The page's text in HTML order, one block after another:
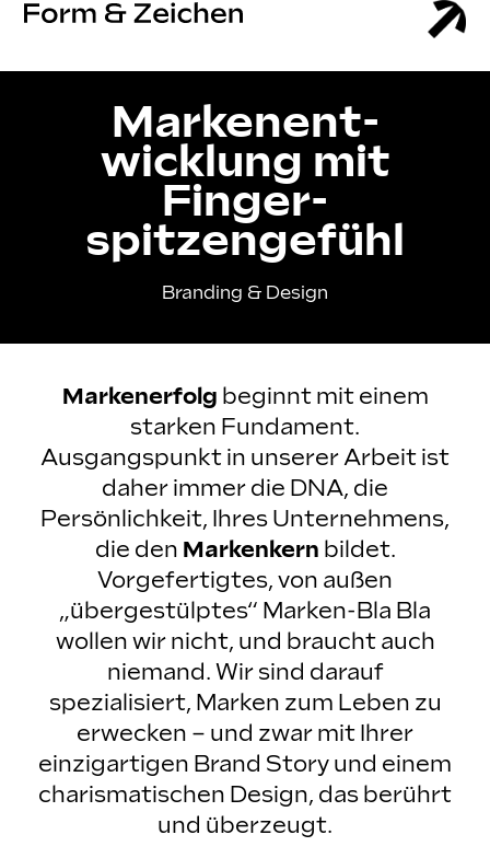
Markenent­
wicklung mit
Finger­
spitzengefühl
Branding & Design
Markenerfolg beginnt mit einem
starken Fundament.
Ausgangspunkt in unserer Arbeit ist
daher immer die DNA, die
Persönlichkeit, Ihres Unternehmens,
die den Markenkern bildet.
Vorgefertigtes, von außen
„übergestülptes“ Marken-Bla Bla
wollen wir nicht, und braucht auch
niemand. Wir sind darauf
spezialisiert, Marken zum Leben zu
erwecken – und zwar mit Ihrer
einzigartigen Brand Story und einem
charismatischen Design, das berührt
und überzeugt.